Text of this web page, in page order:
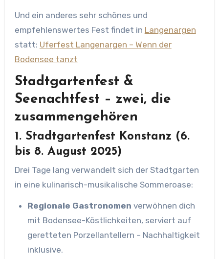
Und ein anderes sehr schönes und
empfehlenswertes Fest findet in Langenargen
statt: Uferfest Langenargen – Wenn der
Bodensee tanzt
Stadtgartenfest &
Seenachtfest – zwei, die
zusammengehören
1. Stadtgartenfest Konstanz (6.
bis 8. August 2025)
Drei Tage lang verwandelt sich der Stadtgarten
in eine kulinarisch-musikalische Sommeroase:
Regionale Gastronomen verwöhnen dich
mit Bodensee-Köstlichkeiten, serviert auf
geretteten Porzellantellern – Nachhaltigkeit
inklusive.